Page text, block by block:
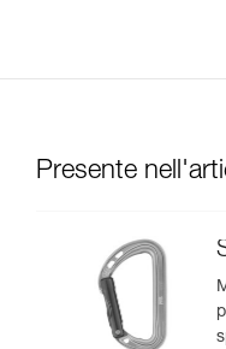
Presente